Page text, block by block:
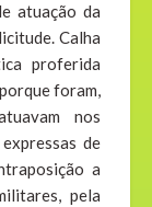
atuação da
Calha
proferida
foram,
nos
de
a
pela